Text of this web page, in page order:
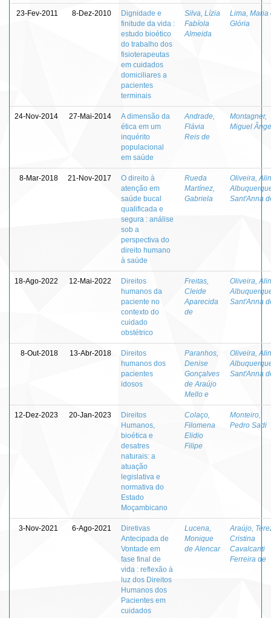
23-Fev-2011 8-Dez-2010
Dignidade e
finitude da vida :
estudo bioético
do trabalho dos
fisioterapeutas
em cuidados
domiciliares a
pacientes
terminais
Silva, Lízia
Fabíola
Almeida
Lima, Maria
Glória
24-Nov-2014 27-Mai-2014
A dimensão da
ética em um
inquérito
populacional
em saúde
Andrade,
Flávia
Reis de
Montagner,
Miguel
8-Mar-2018 21-Nov-2017
O direito à
atenção em
saúde bucal
qualificada e
segura : análise
sob a
perspectiva do
direito humano
à saúde
Rueda
Martínez,
Gabriela
Oliveira,
Sant'Anna
18-Ago-2022 12-Mai-2022
Direitos
humanos da
paciente no
contexto do
cuidado
obstétrico
Freitas,
Cleide
Aparecida
de
Oliveira,
Sant'Anna
8-Out-2018 13-Abr-2018
Direitos
humanos dos
pacientes
idosos
Paranhos,
Denise
Gonçalves
de Araújo
Mello e
Oliveira,
Sant'Anna
12-Dez-2023 20-Jan-2023
Direitos
Humanos,
bioética e
desatres
naturais: a
atuação
legislativa e
normativa do
Estado
Moçambicano
Colaço,
Filomena
Elidio
Filipe
Monteiro,
Pedro Sadi
3-Nov-2021 6-Ago-2021
Diretivas
Antecipada de
Vontade em
fase final de
vida : reflexão à
luz dos Direitos
Humanos dos
Pacientes em
cuidados
Lucena,
Monique
de Alencar
Araújo,
Cristina
Cavalcanti
Ferreira de